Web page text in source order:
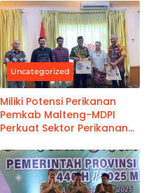
Uncategorized
Miliki Potensi Perikanan
Pemkab Malteng-MDPI
Perkuat Sektor Perikanan